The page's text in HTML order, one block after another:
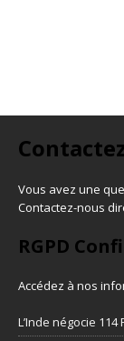
Vous avez une
Contactez-nous
RGPD
Accédez à nos
L’Inde négocie